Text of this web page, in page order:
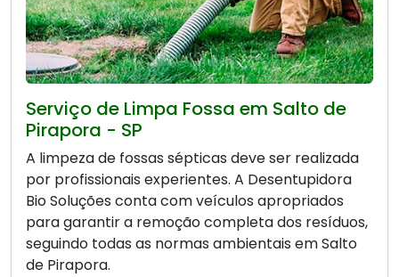
Serviço de Limpa Fossa em Salto de
Pirapora - SP
A limpeza de fossas sépticas deve ser realizada
por profissionais experientes. A Desentupidora
Bio Soluções conta com veículos apropriados
para garantir a remoção completa dos resíduos,
seguindo todas as normas ambientais em Salto
de Pirapora.